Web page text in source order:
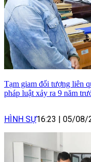
Tạm giam đối tượng liên
pháp luật xảy ra 9 năm
HÌNH SỰ16:23 05/08/